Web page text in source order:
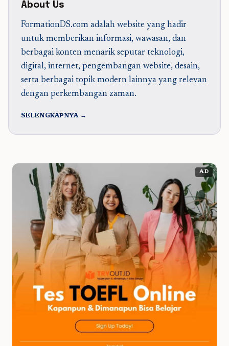
About Us
FormationDS.com adalah website yang hadir
untuk memberikan informasi, wawasan, dan
berbagai konten menarik seputar teknologi,
digital, internet, pengembangan website, desain,
serta berbagai topik modern lainnya yang relevan
dengan perkembangan zaman.
SELENGKAPNYA →
AD